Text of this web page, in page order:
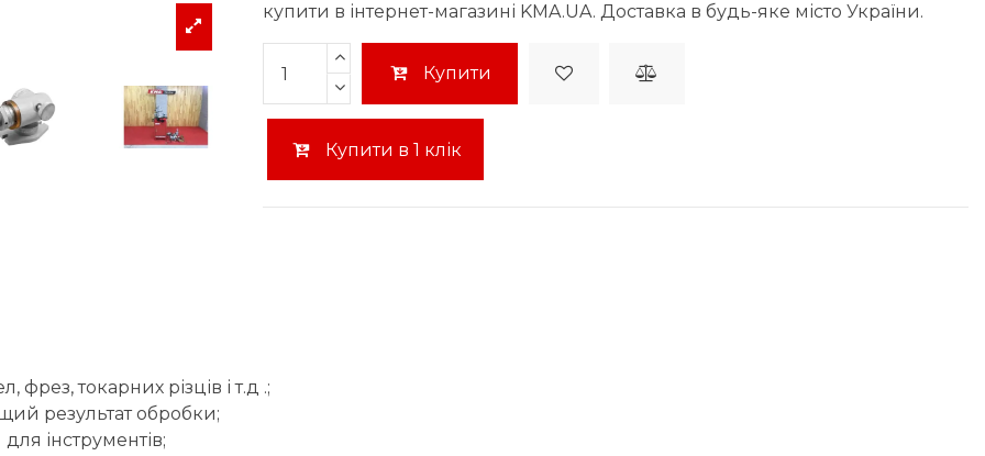
купити в інтернет-магазині KMA.UA. Доставка в будь-яке місто України.
Купити
Купити в 1 клік
токарних різців і т.д .;
результат обробки;
інструментів;